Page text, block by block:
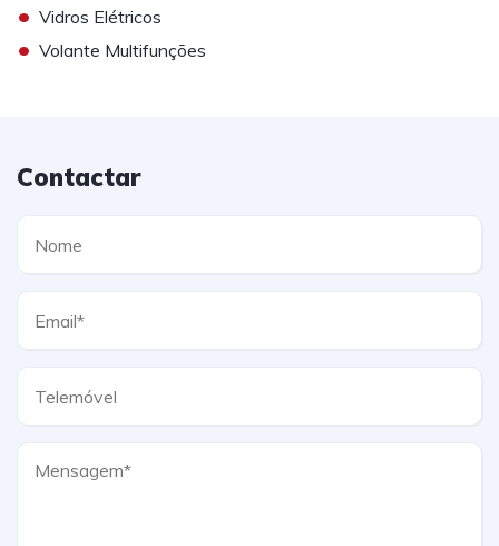
• Vidros Elétricos
• Volante Multifunções
Contactar